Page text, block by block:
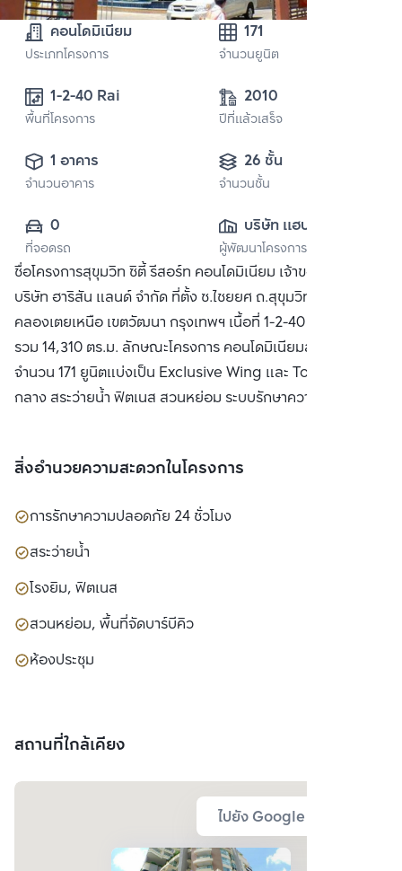
คอนโดมิเนียม
ประเภทโครงการ
171
จำนวนยูนิต
1-2-40 Rai
พื้นที่โครงการ
2010
ปีที่แล้วเสร็จ
1 อาคาร
จำนวนอาคาร
26 ชั้น
จำนวนชั้น
0
ที่จอดรถ
บริษัท แฮปปี้ แลนด์
กรุ๊ป จำกัด
ผู้พัฒนาโครงการ
ชื่อโครงการสุขุมวิท ซิตี้ รีสอร์ท คอนโดมิเนียม เจ้าของโครงการ
บริษัท ฮาริสัน แลนด์ จำกัด ที่ตั้ง ซ.ไชยยศ ถ.สุขุมวิท 11 แขวง
คลองเตยเหนือ เขตวัฒนา กรุงเทพฯ เนื้อที่ 1-2-40 ไร่ พื้นที่ขาย
รวม 14,310 ตร.ม. ลักษณะโครงการ คอนโดมิเนียมสูง 28 ชั้น
จำนวน 171 ยูนิตแบ่งเป็น Exclusive Wing และ Tower W ส่วน
กลาง สระว่ายน้ำ ฟิตเนส สวนหย่อม ระบบรักษาความปลอดภัย
สิ่งอำนวยความสะดวกในโครงการ
การรักษาความปลอดภัย 24 ชั่วโมง
สระว่ายน้ำ
โรงยิม, ฟิตเนส
สวนหย่อม, พื้นที่จัดบาร์บีคิว
ห้องประชุม
สถานที่ใกล้เคียง
ไปยัง Google Map